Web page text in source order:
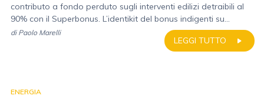
contributo a fondo perduto sugli interventi edilizi detraibili al
90% con il Superbonus. L’identikit del bonus indigenti su...
LEGGI TUTTO
di Paolo Marelli
ENERGIA